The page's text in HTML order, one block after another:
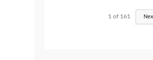
1 of 161